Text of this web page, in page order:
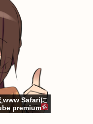
www Safariに
premium